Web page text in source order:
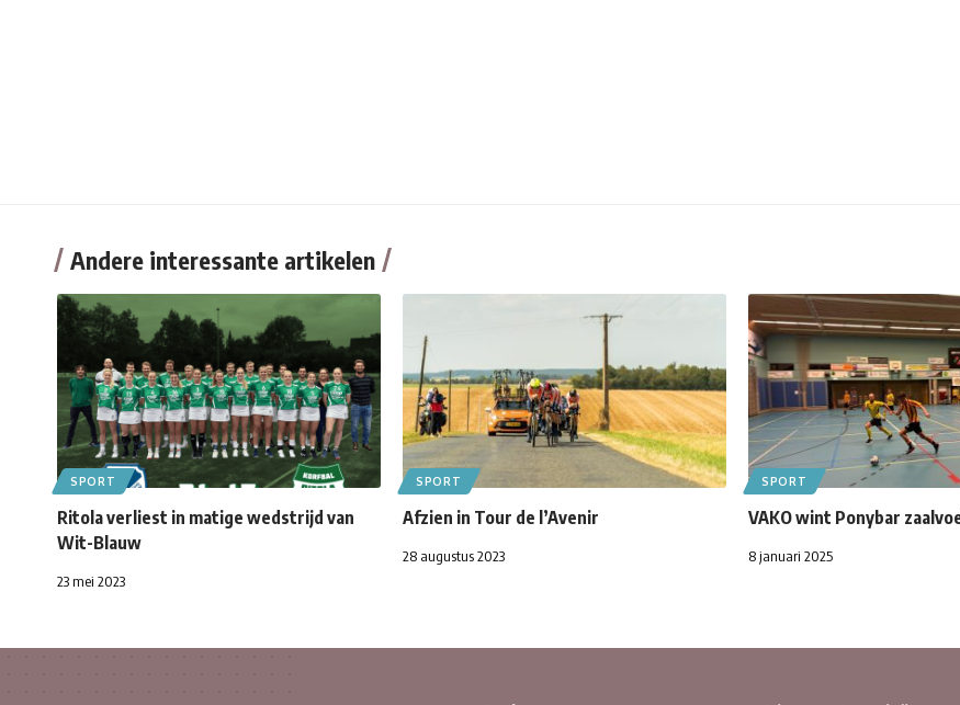
Andere interessante artikelen
SPORT
Ritola verliest in matige wedstrijd van
Wit-Blauw
23 mei 2023
SPORT
Afzien in Tour de l’Avenir
28 augustus 2023
SPORT
VAKO wint Ponybar
8 januari 2025